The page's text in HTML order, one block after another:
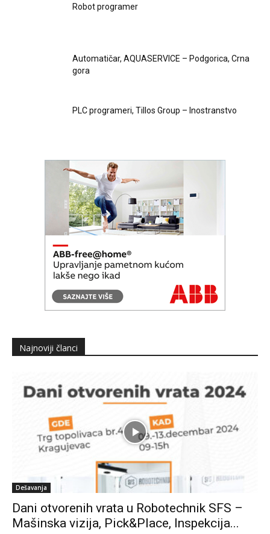
Robot programer
Automatičar, AQUASERVICE – Podgorica, Crna
gora
PLC programeri, Tillos Group – Inostranstvo
Najnoviji članci
Dešavanja
Dani otvorenih vrata u Robotechnik SFS –
Mašinska vizija, Pick&Place, Inspekcija...